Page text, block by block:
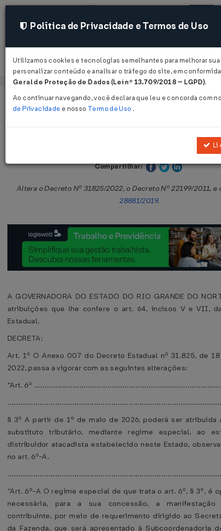
Acessar
Página Inicial Legislações Legislação Estadual - Rio Grande
Decreto Nº 35409 DE 27/03/2026
Compartilhar:
Altera o Decreto Nº 31825/2022, o Decreto Nº 22199/2011, e
28881/2019.
A GOVERNADORA DO ESTADO DO RIO GRANDE DO
atribuições que lhe confere o art. 64, incisos V e VII,
Estadual,
DECRETA:
Art. 1º O Anexo 007 do Decreto Estadual nº 31.825, de
2022, passa a vigorar com as seguintes alterações:
“Art. 6º
§ 3º A partir de 1º de maio de 2026, poderá ser atribuída
substituto tributário, mediante regime especial, ao
distribuidor atacadista estabelecido neste Estado,
no art. 6º-A.
“Art. 6º-A O regime especial de que trata o art. 6º, § 3º, é
necessária, para a sua concessão, a manifestação
contribuinte, por meio de requerimento dirigido ao
da Fazenda, que será apresentado à Subcoordenadoria
Política de Privacidade e Termos de Uso
Utilizamos cookies e tecnologias semelhantes para melhorar
personalizar conteúdo e analisar o tráfego do site, em
Geral de Proteção de Dados (Lei nº 13.709/2018 – LGPD).
Ao continuar navegando, você declara que leu e concorda com
de Privacidade e nosso Termo de Uso .
Li